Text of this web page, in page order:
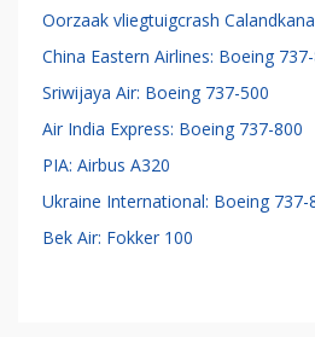
Oorzaak vliegtuigcrash
China Eastern Airlines: Boeing
Sriwijaya Air: Boeing 737-500
Air India Express: Boeing 737-800
PIA: Airbus A320
Ukraine International: Boeing 737-
Bek Air: Fokker 100